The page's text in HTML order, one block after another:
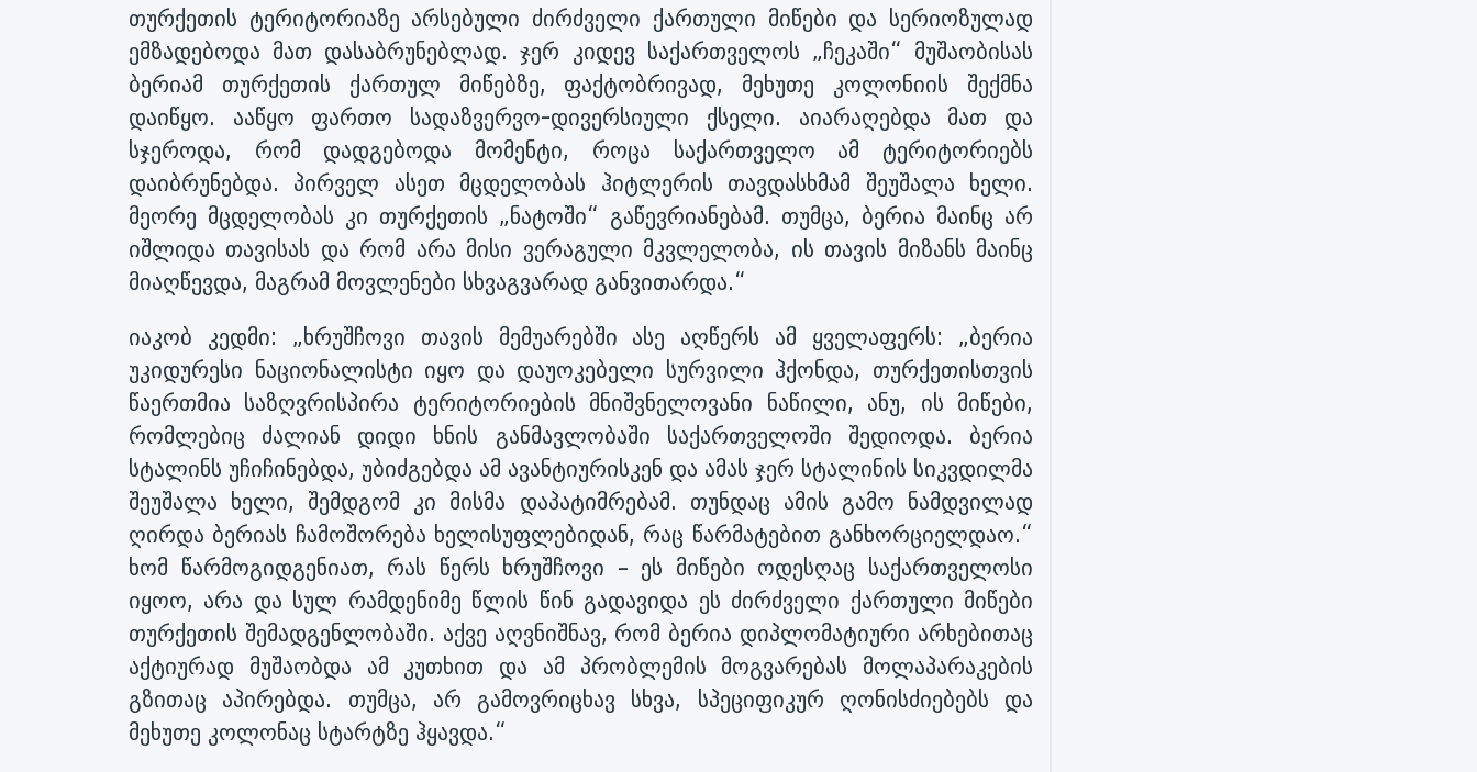
თურქეთის ტერიტორიაზე არსებული ძირძველი ქართული მიწები და სერიოზულად
ემზადებოდა მათ დასაბრუნებლად. ჯერ კიდევ საქართველოს „ჩეკაში“ მუშაობისას
ბერიამ თურქეთის ქართულ მიწებზე, ფაქტობრივად, მეხუთე კოლონიის შექმნა
დაიწყო. ააწყო ფართო სადაზვერვო-დივერსიული ქსელი. აიარაღებდა მათ და
სჯეროდა, რომ დადგებოდა მომენტი, როცა საქართველო ამ ტერიტორიებს
დაიბრუნებდა. პირველ ასეთ მცდელობას ჰიტლერის თავდასხმამ შეუშალა ხელი.
მეორე მცდელობას კი თურქეთის „ნატოში“ გაწევრიანებამ. თუმცა, ბერია მაინც არ
იშლიდა თავისას და რომ არა მისი ვერაგული მკვლელობა, ის თავის მიზანს მაინც
მიაღწევდა, მაგრამ მოვლენები სხვაგვარად განვითარდა.“
იაკობ კედმი: „ხრუშჩოვი თავის მემუარებში ასე აღწერს ამ ყველაფერს: „ბერია
უკიდურესი ნაციონალისტი იყო და დაუოკებელი სურვილი ჰქონდა, თურქეთისთვის
წაერთმია საზღვრისპირა ტერიტორიების მნიშვნელოვანი ნაწილი, ანუ, ის მიწები,
რომლებიც ძალიან დიდი ხნის განმავლობაში საქართველოში შედიოდა. ბერია
სტალინს უჩიჩინებდა, უბიძგებდა ამ ავანტიურისკენ და ამას ჯერ სტალინის სიკვდილმა
შეუშალა ხელი, შემდგომ კი მისმა დაპატიმრებამ. თუნდაც ამის გამო ნამდვილად
ღირდა ბერიას ჩამოშორება ხელისუფლებიდან, რაც წარმატებით განხორციელდაო.“
ხომ წარმოგიდგენიათ, რას წერს ხრუშჩოვი – ეს მიწები ოდესღაც საქართველოსი
იყოო, არა და სულ რამდენიმე წლის წინ გადავიდა ეს ძირძველი ქართული მიწები
თურქეთის შემადგენლობაში. აქვე აღვნიშნავ, რომ ბერია დიპლომატიური არხებითაც
აქტიურად მუშაობდა ამ კუთხით და ამ პრობლემის მოგვარებას მოლაპარაკების
გზითაც აპირებდა. თუმცა, არ გამოვრიცხავ სხვა, სპეციფიკურ ღონისძიებებს და
მეხუთე კოლონაც სტარტზე ჰყავდა.“